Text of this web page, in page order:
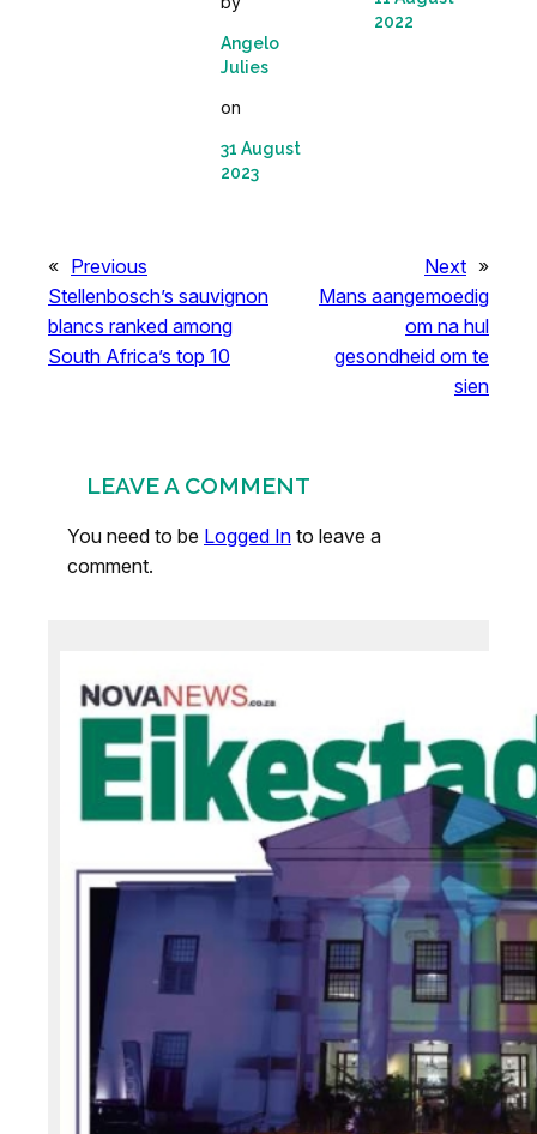
Angelo
Julies
on
31 August
2023
2022
« Previous
Stellenbosch’s sauvignon
blancs ranked among
South Africa’s top 10
Next »
Mans aangemoedig
om na hul
gesondheid om te
sien
LEAVE A COMMENT
You need to be Logged In to leave a
comment.